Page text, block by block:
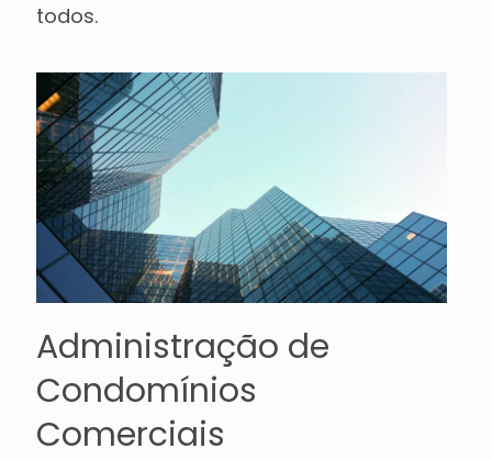
todos.
Administração de
Condomínios
Comerciais